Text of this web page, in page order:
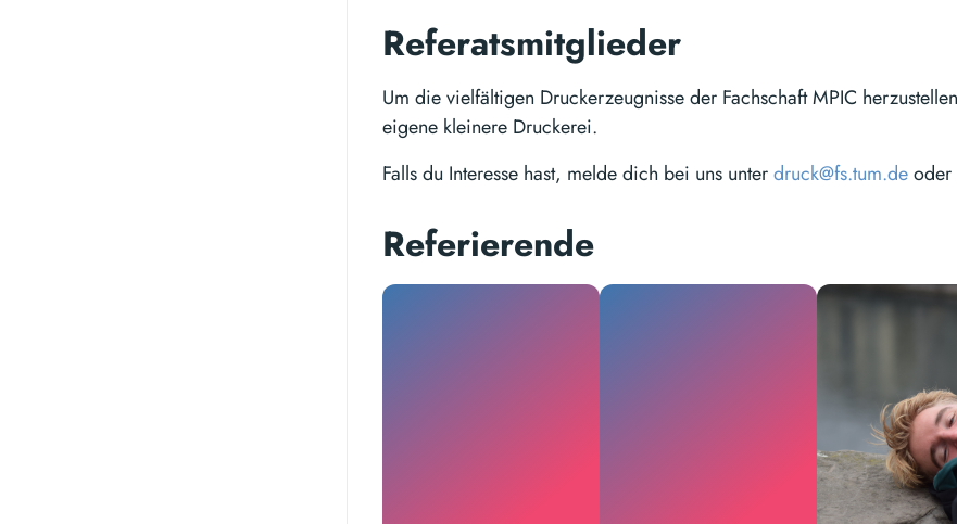
Referatsmitglieder
Um die vielfältigen Druckerzeugnisse der Fachschaft MPIC
eigene kleinere Druckerei.
Falls du Interesse hast, melde dich bei uns unterdruck@fs.tum.deoder
Referierende